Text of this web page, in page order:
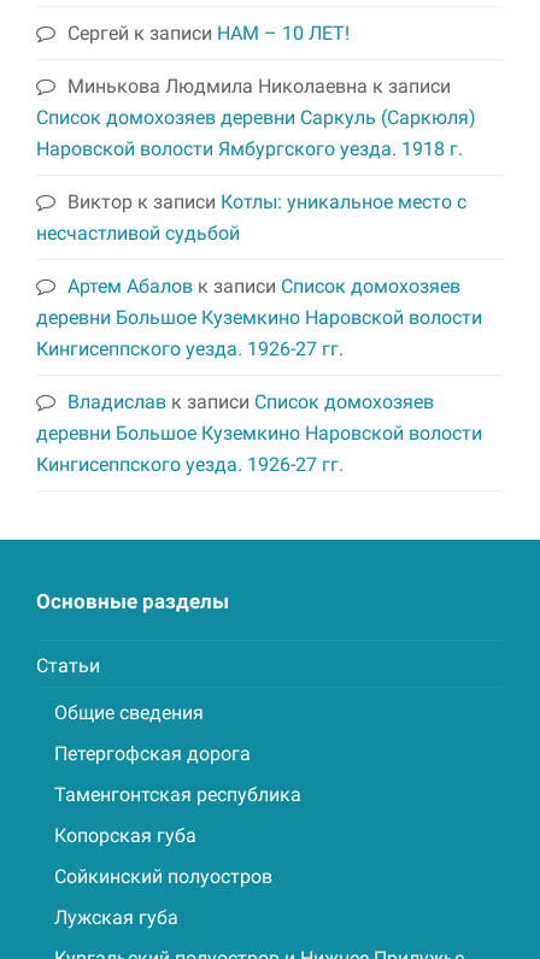
Сергей к записи НАМ – 10 ЛЕТ!
Минькова Людмила Николаевна к записи
Список домохозяев деревни Саркуль (Саркюля)
Наровской волости Ямбургского уезда. 1918 г.
Виктор к записи Котлы: уникальное место с
несчастливой судьбой
Артем Абалов к записи Список домохозяев
деревни Большое Куземкино Наровской волости
Кингисеппского уезда. 1926-27 гг.
Владислав к записи Список домохозяев
деревни Большое Куземкино Наровской волости
Кингисеппского уезда. 1926-27 гг.
Основные разделы
Статьи
Общие сведения
Петергофская дорога
Таменгонтская республика
Копорская губа
Сойкинский полуостров
Лужская губа